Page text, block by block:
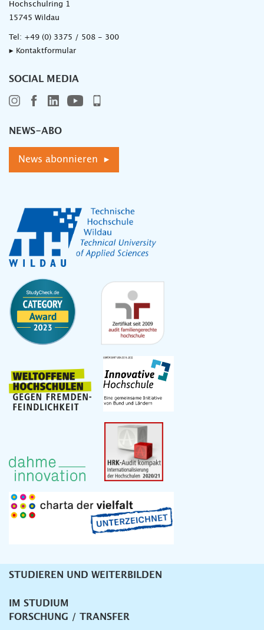
Hochschulring 1
15745 Wildau
Tel: +49 (0) 3375 / 508 - 300
▸ Kontaktformular
SOCIAL MEDIA
NEWS-ABO
News abonnieren ▸
Unternavigation
STUDIEREN UND WEITERBILDEN
IM STUDIUM
FORSCHUNG / TRANSFER